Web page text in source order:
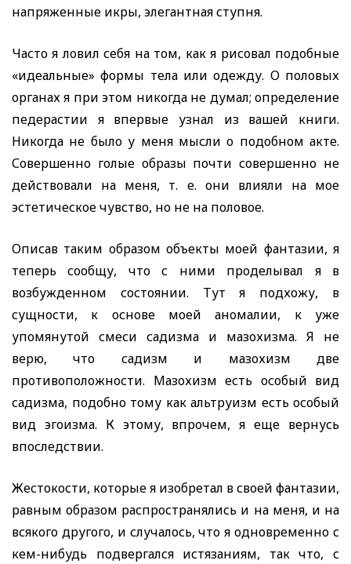
напряженные икры, элегантная ступня.
Часто я ловил себя на том, как я рисовал подобные
«идеальные» формы тела или одежду. О половых
органах я при этом никогда не думал; определение
педерастии я впервые узнал из вашей книги.
Никогда не было у меня мысли о подобном акте.
Совершенно голые образы почти совершенно не
действовали на меня, т. е. они влияли на мое
эстетическое чувство, но не на половое.
Описав таким образом объекты моей фантазии, я
теперь сообщу, что с ними проделывал я в
возбужденном состоянии. Тут я подхожу, в
сущности, к основе моей аномалии, к уже
упомянутой смеси садизма и мазохизма. Я не
верю, что садизм и мазохизм две
противоположности. Мазохизм есть особый вид
садизма, подобно тому как альтруизм есть особый
вид эгоизма. К этому, впрочем, я еще вернусь
впоследствии.
Жестокости, которые я изобретал в своей фантазии,
равным образом распространялись и на меня, и на
всякого другого, и случалось, что я одновременно с
кем-нибудь подвергался истязаниям, так что, с